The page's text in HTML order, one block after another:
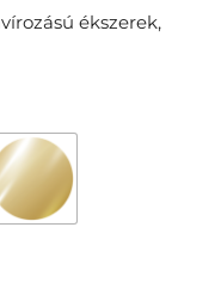
ékszerek,